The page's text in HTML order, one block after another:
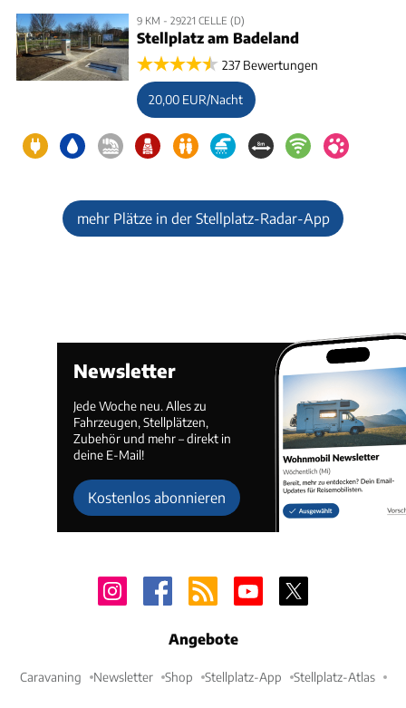
9 KM - 29221 CELLE (D)
Stellplatz am Badeland
237 Bewertungen
20,00 EUR/Nacht
mehr Plätze in der Stellplatz-Radar-App
Newsletter
Jede Woche neu. Alles zu
Fahrzeugen, Stellplätzen,
Zubehör und mehr – direkt in
deine E-Mail!
Kostenlos abonnieren
Angebote
Caravaning Newsletter Shop Stellplatz-App Stellplatz-Atlas